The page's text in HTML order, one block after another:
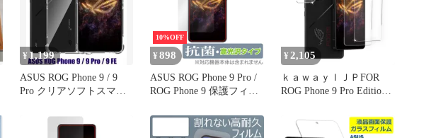
¥ 1,199
ASUS ROG Phone 9 / 9
Pro クリアソフトスマホ
10%OFF
¥ 898
ASUS ROG Phone 9 Pro /
ROG Phone 9 保護フィル
OverLay 抗菌 Brilliant for
エイスース 抗菌 抗ウイ
¥ 2,105
ｋａｗａｙｌＪＰFOR
ROG Phone 9 Pro Edition
ィルム ROG Phone 9 Pro
Edition 強化ガラス 【日